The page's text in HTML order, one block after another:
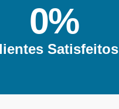
0%
Satisfeitos